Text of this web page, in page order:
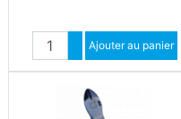
Quantité
Augmenter quantité
Diminuer quantité
Ajouter au panier